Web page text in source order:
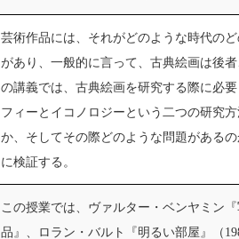
芸術作品には、それがどのような時代の
があり、一般的に言って、古典絵画は後
の講義では、古典絵画を研究する際に必
フィーとイコノロジーという二つの研究
か、そしてその際どのような問題がある
に検証する。
この授業では、ヴァルター・ベンヤミン
品』、ロラン・バルト『明るい部屋』（